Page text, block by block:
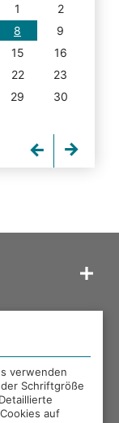
1
2
8
9
15
16
22
23
29
30
verwenden
Schriftgröße
auf